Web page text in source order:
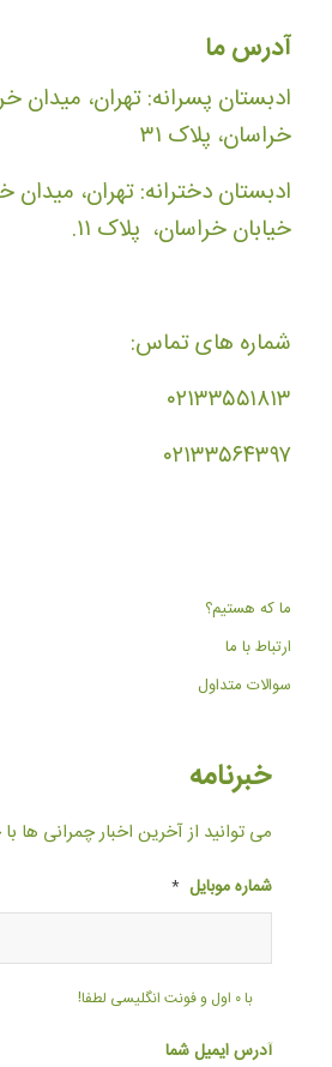
آدرس ما
ادبستان پسرانه: تهران، میدان
خراسان، پلاک ۳۱
ادبستان دخترانه: تهران، میدان
خیابان خراسان، پلاک ۱۱.
شماره های تماس:
۰۲۱۳۳۵۵۱۸۱۳
۰۲۱۳۳۵۶۴۳۹۷
ما که هستیم؟
ارتباط با ما
سوالات متداول
خبرنامه
می توانید از آخرین اخبار چمرانی ها
شماره موبایل *
با ۰ اول و فونت انگلیسی لطفا!
آدرس ایمیل شما